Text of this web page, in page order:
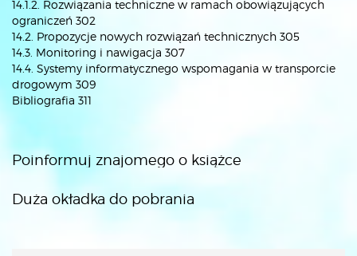
14.1.2. Rozwiązania techniczne w ramach obowiązujących
ograniczeń 302
14.2. Propozycje nowych rozwiązań technicznych 305
14.3. Monitoring i nawigacja 307
14.4. Systemy informatycznego wspomagania w transporcie
drogowym 309
Bibliografia 311
Poinformuj znajomego o książce
Duża okładka do pobrania